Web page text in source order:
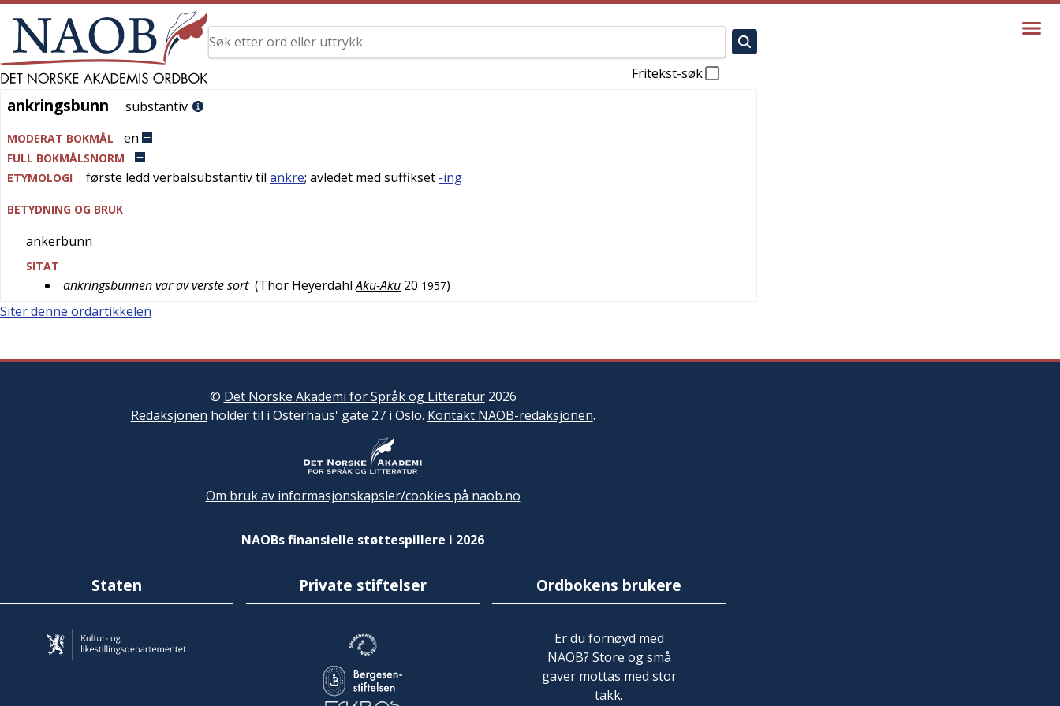
Fritekst-søk
ankringsbunn
ankringsbunn substantiv
MODERAT BOKMÅL en
FULL BOKMÅLSNORM
ETYMOLOGI
første ledd verbalsubstantiv til ankre; avledet med suffikset -ing
BETYDNING OG BRUK
ankerbunn
SITAT
ankringsbunnen var av verste sort (Thor Heyerdahl Aku-Aku 20 1957)
Siter denne ordartikkelen
© Det Norske Akademi for Språk og Litteratur2026
Redaksjonen holder til i Osterhaus' gate 27 i Oslo. Kontakt NAOB-redaksjonen.
Om bruk av informasjonskapsler/cookies på naob.no
NAOBs finansielle støttespillere i 2026
Staten Private stiftelser Ordbokens brukere
Er du fornøyd med
NAOB? Store og små
gaver mottas med stor
takk.